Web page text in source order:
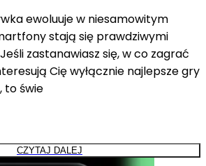
ewoluuje w niesamowitym
stają się prawdziwymi
zastanawiasz się, w co zagrać
Cię wyłącznie najlepsze gry
to świe
CZYTAJ DALEJ